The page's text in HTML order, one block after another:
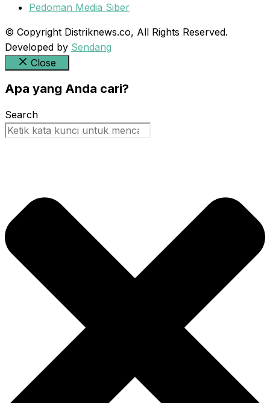
Pedoman Media Siber
© Copyright Distriknews.co, All Rights Reserved.
Developed by Sendang
Close
Apa yang Anda cari?
Search